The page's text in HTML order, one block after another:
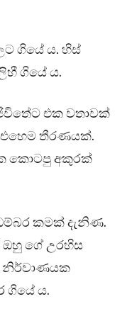
ගියේ ය. හිස්
ගියේ ය.
එක වතාවක්
තීරණයක්.
කොටපු අකුරක්
කමක් දැනිණ.
ගේ උරහිස
නිර්වාණයක
ගියේ ය.